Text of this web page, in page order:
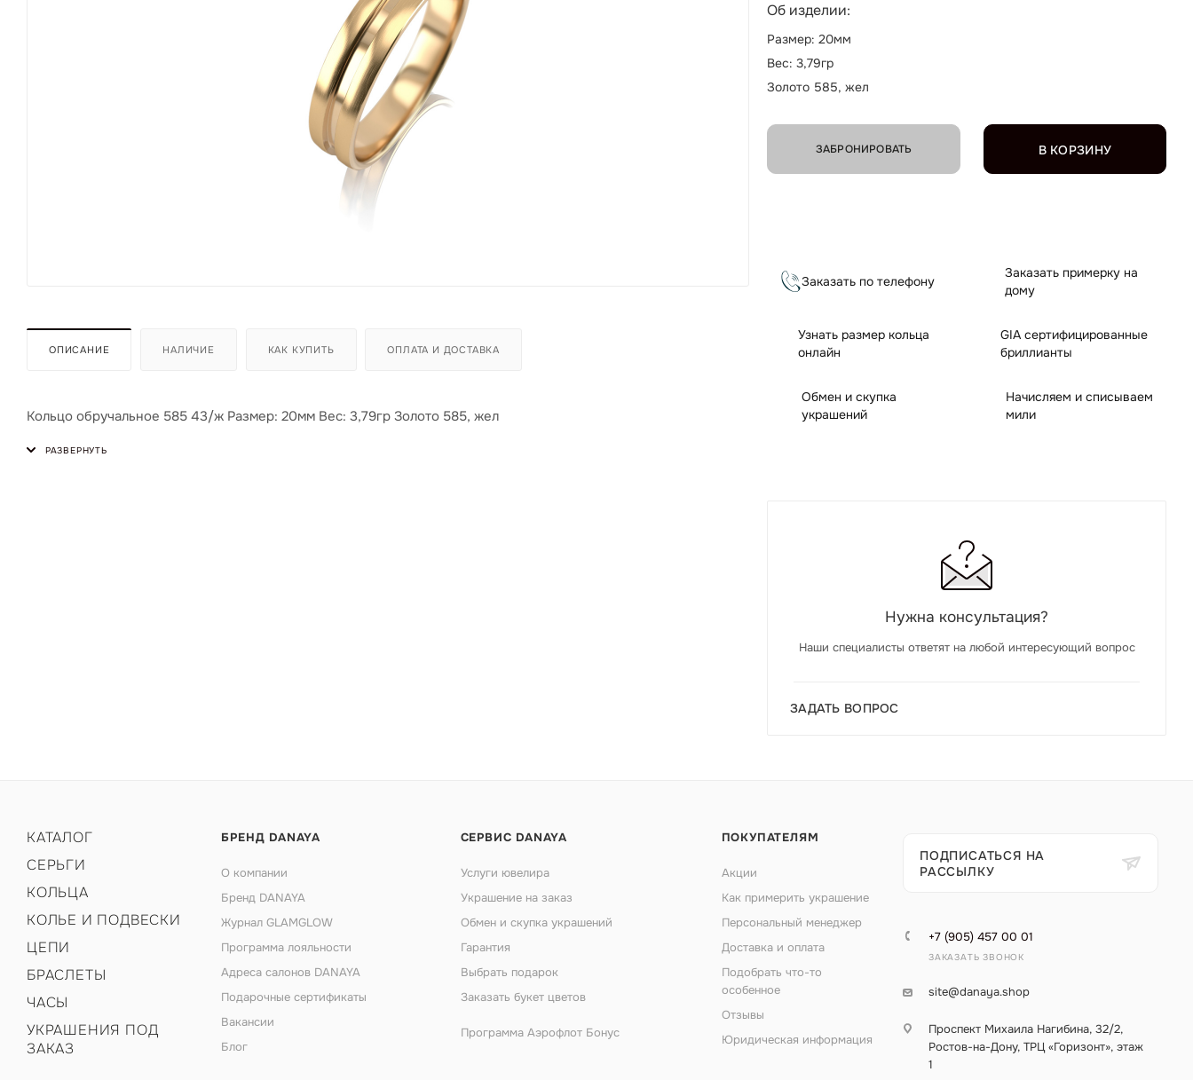
ОПИСАНИЕ НАЛИЧИЕ КАК КУПИТЬ ОПЛАТА И ДОСТАВКА
Кольцо обручальное 585 43/ж Размер: 20мм Вес: 3,79гр Золото 585, жел
В КОРЗИНУ
Об изделии:
Размер: 20мм
Вес: 3,79гр
Золото 585, жел
ЗАБРОНИРОВАТЬ
Заказать по телефону
Заказать примерку на
дому
Узнать размер кольца
онлайн
GIA сертифицированные
бриллианты
Обмен и скупка
украшений
Начисляем и списываем
мили
Нужна консультация?
Наши специалисты ответят на любой интересующий вопрос
ЗАДАТЬ ВОПРОС
КАТАЛОГ
СЕРЬГИ
КОЛЬЦА
КОЛЬЕ И ПОДВЕСКИ
ЦЕПИ
БРАСЛЕТЫ
ЧАСЫ
УКРАШЕНИЯ ПОД
ЗАКАЗ
БРЕНД DANAYA
О компании
Бренд DANAYA
Журнал GLAMGLOW
Программа лояльности
Адреса салонов DANAYA
Подарочные сертификаты
Вакансии
Блог
СЕРВИС DANAYA
Услуги ювелира
Украшение на заказ
Обмен и скупка украшений
Гарантия
Выбрать подарок
Заказать букет цветов
Программа Аэрофлот Бонус
ПОКУПАТЕЛЯМ
Акции
Как примерить украшение
Персональный менеджер
Доставка и оплата
Подобрать что-то
особенное
Отзывы
Юридическая информация
ПОДПИСАТЬСЯ НА
РАССЫЛКУ
+7 (905) 457 00 01
ЗАКАЗАТЬ ЗВОНОК
site@danaya.shop
Проспект Михаила Нагибина, 32/2,
Ростов-на-Дону, ТРЦ «Горизонт», этаж
1